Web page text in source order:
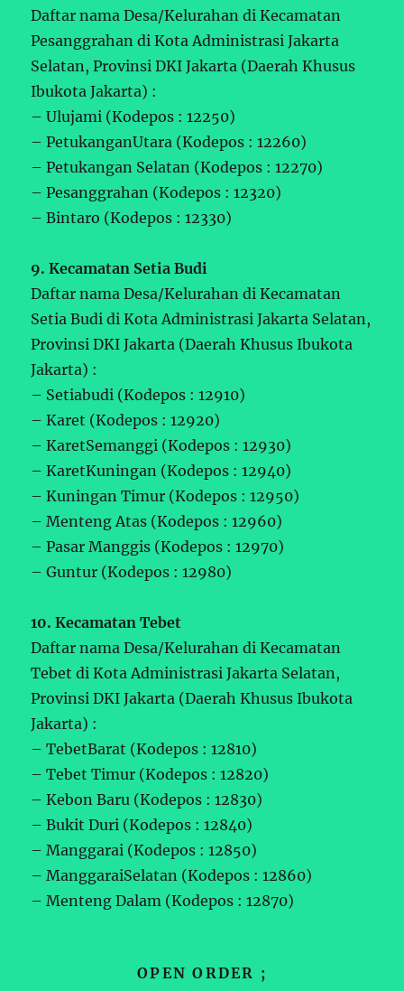
Daftar nama Desa/Kelurahan di Kecamatan
Pesanggrahan di Kota Administrasi Jakarta
Selatan, Provinsi DKI Jakarta (Daerah Khusus
Ibukota Jakarta) :
– Ulujami (Kodepos : 12250)
– PetukanganUtara (Kodepos : 12260)
– Petukangan Selatan (Kodepos : 12270)
– Pesanggrahan (Kodepos : 12320)
– Bintaro (Kodepos : 12330)
9. Kecamatan Setia Budi
Daftar nama Desa/Kelurahan di Kecamatan
Setia Budi di Kota Administrasi Jakarta Selatan,
Provinsi DKI Jakarta (Daerah Khusus Ibukota
Jakarta) :
– Setiabudi (Kodepos : 12910)
– Karet (Kodepos : 12920)
– KaretSemanggi (Kodepos : 12930)
– KaretKuningan (Kodepos : 12940)
– Kuningan Timur (Kodepos : 12950)
– Menteng Atas (Kodepos : 12960)
– Pasar Manggis (Kodepos : 12970)
– Guntur (Kodepos : 12980)
10. Kecamatan Tebet
Daftar nama Desa/Kelurahan di Kecamatan
Tebet di Kota Administrasi Jakarta Selatan,
Provinsi DKI Jakarta (Daerah Khusus Ibukota
Jakarta) :
– TebetBarat (Kodepos : 12810)
– Tebet Timur (Kodepos : 12820)
– Kebon Baru (Kodepos : 12830)
– Bukit Duri (Kodepos : 12840)
– Manggarai (Kodepos : 12850)
– ManggaraiSelatan (Kodepos : 12860)
– Menteng Dalam (Kodepos : 12870)
OPEN ORDER ;